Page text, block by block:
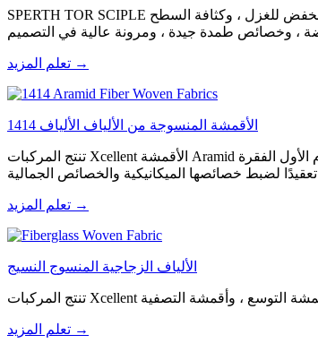
SPERTH TOR SCIPLE عبارة عن نسيج منسوج باستخدام غزل الانتشار وهو نوع جديد من المواد المقواة بألياف الكربون. يحتوي هذا النسيج على خصائص مثل الانحناء المنخفض للغزل ، وكثافة السطح
تعلم المزيد →
1414 الأقمشة المنسوجة من الألياف الألياف
تنتج المركبات Xcellent الأقمشة Aramid في المقام الأول الفقرة Aramid 1414 ، ويمكنها تصميمها في هياكل مختلفة من الأقمشة مثل نسج الساتان العادي أو الشرير أو الساتان ، بالإضافة إلى أنماط نسج أكثر
تعلم المزيد →
الألياف الزجاجية المنسوج النسيج
تعلم المزيد →